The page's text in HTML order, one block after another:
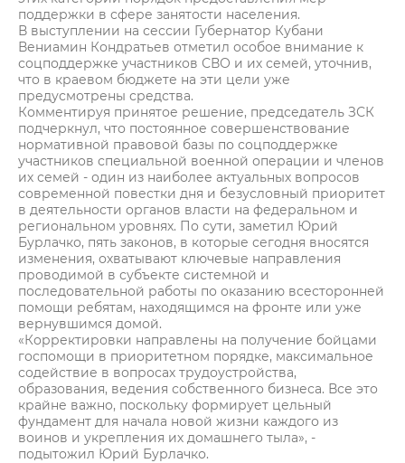
поддержки в сфере занятости населения.
В выступлении на сессии Губернатор Кубани
Вениамин Кондратьев отметил особое внимание к
соцподдержке участников СВО и их семей, уточнив,
что в краевом бюджете на эти цели уже
предусмотрены средства.
Комментируя принятое решение, председатель ЗСК
подчеркнул, что постоянное совершенствование
нормативной правовой базы по соцподдержке
участников специальной военной операции и членов
их семей - один из наиболее актуальных вопросов
современной повестки дня и безусловный приоритет
в деятельности органов власти на федеральном и
региональном уровнях. По сути, заметил Юрий
Бурлачко, пять законов, в которые сегодня вносятся
изменения, охватывают ключевые направления
проводимой в субъекте системной и
последовательной работы по оказанию всесторонней
помощи ребятам, находящимся на фронте или уже
вернувшимся домой.
«Корректировки направлены на получение бойцами
госпомощи в приоритетном порядке, максимальное
содействие в вопросах трудоустройства,
образования, ведения собственного бизнеса. Все это
крайне важно, поскольку формирует цельный
фундамент для начала новой жизни каждого из
воинов и укрепления их домашнего тыла», -
подытожил Юрий Бурлачко.